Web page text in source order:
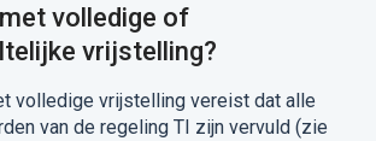
volledige of
vrijstelling?
volledige vrijstelling vereist dat alle
van de regeling TI zijn vervuld (zie